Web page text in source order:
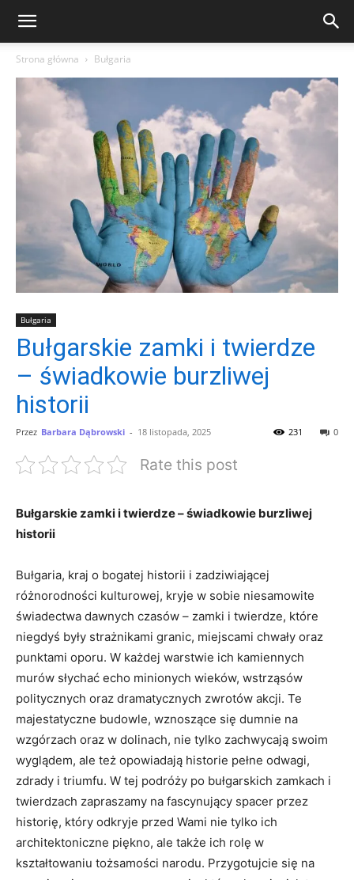
Strona główna Bułgaria
Bułgaria
Bułgarskie zamki i twierdze
– świadkowie burzliwej
historii
Przez Barbara Dąbrowski - 18 listopada, 2025 0
231
Rate this post
Bułgarskie zamki i twierdze – świadkowie burzliwej
⁣historii
Bułgaria, kraj o bogatej historii ⁣i zadziwiającej⁤
różnorodności kulturowej, ‍kryje w sobie niesamowite
świadectwa dawnych czasów ⁣– zamki i twierdze, które⁤
niegdyś⁣ były⁤ strażnikami granic, miejscami chwały oraz
punktami oporu. W każdej warstwie ich kamiennych
murów słychać echo minionych‍ wieków,⁣ wstrząsów
politycznych ​oraz dramatycznych zwrotów akcji. Te
majestatyczne⁣ budowle, ​wznoszące się dumnie na
wzgórzach ‍oraz‌ w dolinach, nie ​tylko ​zachwycają swoim
wyglądem, ​ale ⁤też opowiadają historie ⁢pełne⁣ odwagi,
‍zdrady i triumfu. W tej podróży po bułgarskich zamkach i
twierdzach ⁣zapraszamy na fascynujący spacer przez
historię, który odkryje przed Wami⁢ nie tylko⁤ ich
⁢architektoniczne​ piękno, ale także ich rolę w
kształtowaniu tożsamości⁢ narodu.⁢ Przygotujcie ⁢się na